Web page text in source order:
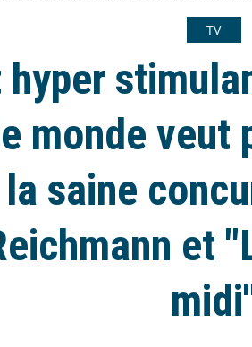
TV
hyper
monde veut
saine
et